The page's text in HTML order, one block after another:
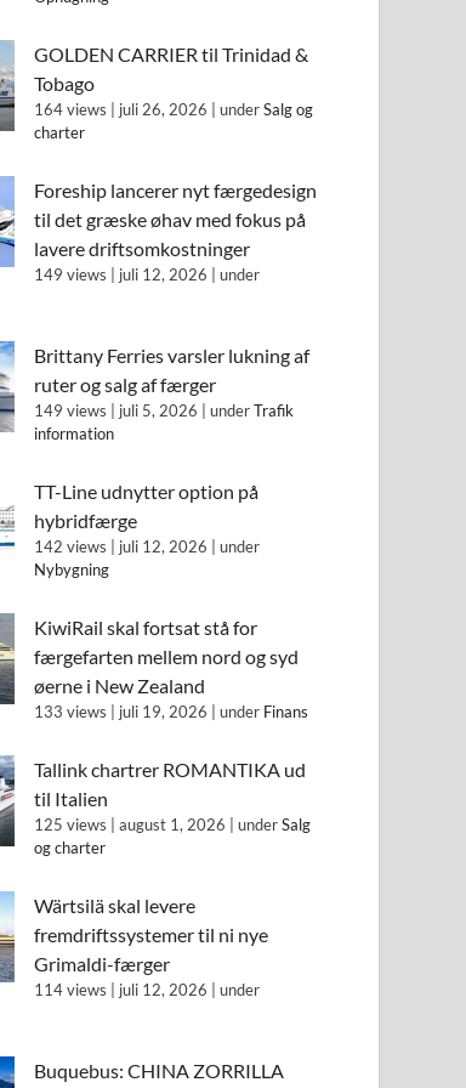
GOLDEN CARRIER til Trinidad &
Tobago
164 views juli 26, 2026 |underSalg og
charter
Foreship lancerer nyt færgedesign
til det græske øhav med fokus på
lavere driftsomkostninger
149 views juli 12, 2026 |under
Brittany Ferries varsler lukning af
ruter og salg af færger
149 views juli 5, 2026 |underTrafik
information
TT-Line udnytter option på
hybridfærge
142 views juli 12, 2026 |under
Nybygning
KiwiRail skal fortsat stå for
færgefarten mellem nord og syd
øerne i New Zealand
133 views juli 19, 2026 |under Finans
Tallink chartrer ROMANTIKA ud
til Italien
125 views |august 1, 2026 |underSalg
og charter
Wärtsilä skal levere
fremdriftssystemer til ni nye
Grimaldi-færger
114 views juli 12, 2026 |under
Buquebus: CHINA ZORRILLA